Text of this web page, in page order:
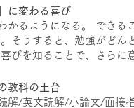
に変わる喜び
かるようになる。 できる
そうすると、勉強がどん
びを知ることで、さらに
教科の土台
解/英文読解/小論文/面接